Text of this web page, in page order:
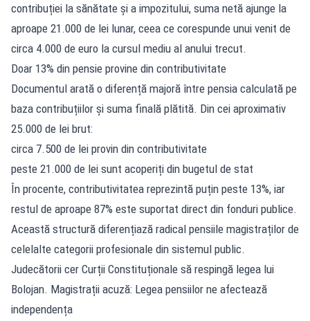
contribuției la sănătate și a impozitului, suma netă ajunge la
aproape 21.000 de lei lunar, ceea ce corespunde unui venit de
circa 4.000 de euro la cursul mediu al anului trecut.
Doar 13% din pensie provine din contributivitate
Documentul arată o diferență majoră între pensia calculată pe
baza contribuțiilor și suma finală plătită. Din cei aproximativ
25.000 de lei brut:
circa 7.500 de lei provin din contributivitate
peste 21.000 de lei sunt acoperiți din bugetul de stat
În procente, contributivitatea reprezintă puțin peste 13%, iar
restul de aproape 87% este suportat direct din fonduri publice.
Această structură diferențiază radical pensiile magistraților de
celelalte categorii profesionale din sistemul public.
Judecătorii cer Curții Constituționale să respingă legea lui
Bolojan. Magistrații acuză: Legea pensiilor ne afectează
independența